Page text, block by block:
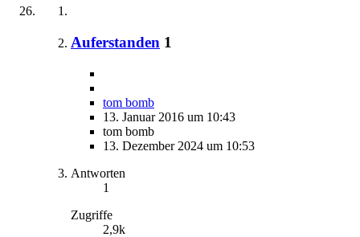
Auferstanden 1
tom bomb
13. Januar 2016 um 10:43
tom bomb
13. Dezember 2024 um 10:53
Antworten
1
Zugriffe
2,9k